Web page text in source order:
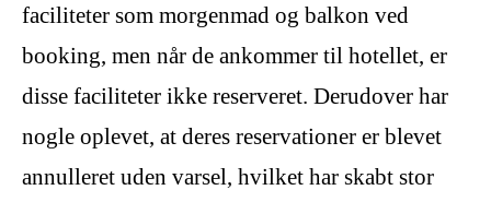
faciliteter som morgenmad og balkon ved
booking, men når de ankommer til hotellet, er
disse faciliteter ikke reserveret. Derudover har
nogle oplevet, at deres reservationer er blevet
annulleret uden varsel, hvilket har skabt stor